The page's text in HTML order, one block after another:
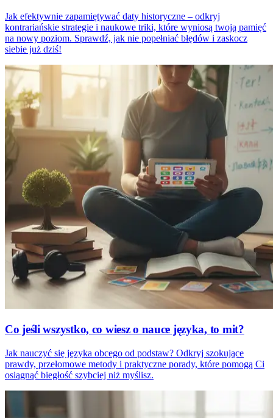
Jak efektywnie zapamiętywać daty historyczne – odkryj
kontrariańskie strategie i naukowe triki, które wyniosą twoją pamięć
na nowy poziom. Sprawdź, jak nie popełniać błędów i zaskocz
siebie już dziś!
Co jeśli wszystko, co wiesz o nauce języka, to mit?
Jak nauczyć się języka obcego od podstaw? Odkryj szokujące
prawdy, przełomowe metody i praktyczne porady, które pomogą Ci
osiągnąć biegłość szybciej niż myślisz.